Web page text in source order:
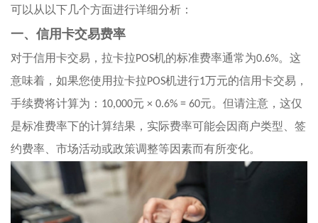
可以从以下几个方面进行详细分析：
一、信用卡交易费率
对于信用卡交易，拉卡拉POS机的标准费率通常为0.6%。这
意味着，如果您使用拉卡拉POS机进行1万元的信用卡交易，
手续费将计算为： 10,000元 × 0.6% = 60元。但请注意，这仅
是标准费率下的计算结果，实际费率可能会因商户类型、签
约费率、市场活动或政策调整等因素而有所变化。